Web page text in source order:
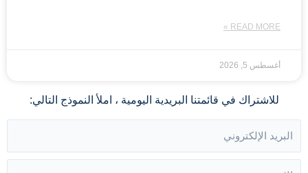
READ MORE »
أغسطس 5, 2026
للاشتراك في قائمتنا البريدية اليومية ، املأ النموذج التالي: